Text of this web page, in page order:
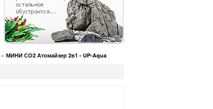
» МИНИ СО2 Атомайзер 2в1 - UP-Aqua